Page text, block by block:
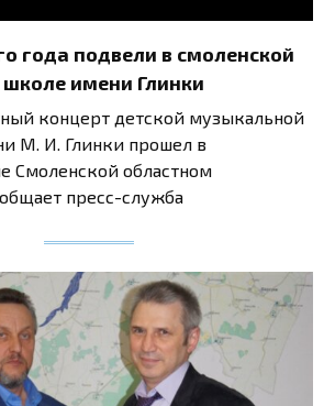
года подвели в смоленской
имени Глинки
концерт детской музыкальной
М. И. Глинки прошел в
Смоленской областном
пресс-служба